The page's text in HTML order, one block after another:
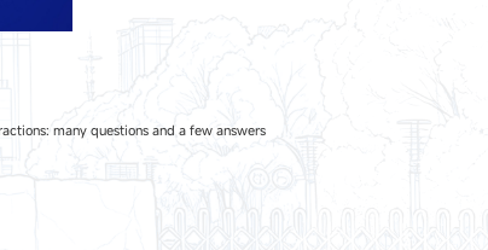
many questions and a few answers